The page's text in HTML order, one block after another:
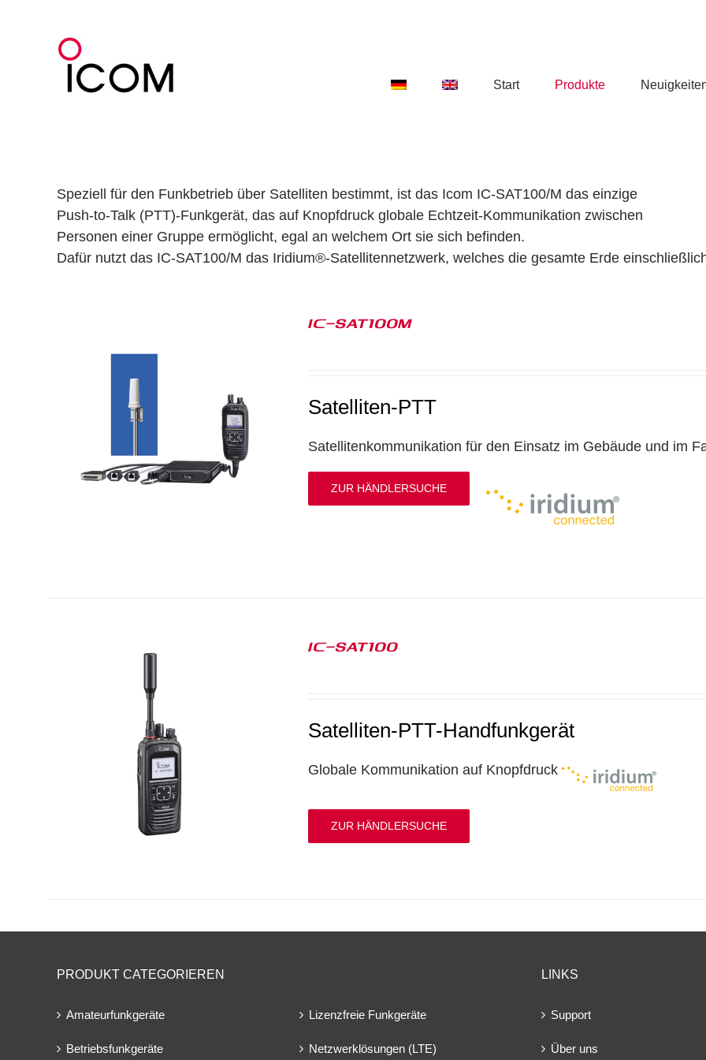
Start Produkte
Speziell für den Funkbetrieb über Satelliten bestimmt, ist das Icom IC-SAT100/M das einzige
Push-to-Talk (PTT)-Funkgerät, das auf Knopfdruck globale Echtzeit-Kommunikation zwischen
Personen einer Gruppe ermöglicht, egal an welchem Ort sie sich befinden.
Dafür nutzt das IC-SAT100/M das Iridium®-Satellitennetzwerk, welches die gesamte Erde
IC-SAT100M
Satelliten-PTT
Satellitenkommunikation für den Einsatz im Gebäude und im
ZUR HÄNDLERSUCHE
IC-SAT100
Satelliten-PTT-Handfunkgerät
Globale Kommunikation auf Knopfdruck
ZUR HÄNDLERSUCHE
PRODUKT CATEGORIEREN
Amateurfunkgeräte
Betriebsfunkgeräte
Lizenzfreie Funkgeräte
Netzwerklösungen (LTE)
LINKS
Support
Über uns